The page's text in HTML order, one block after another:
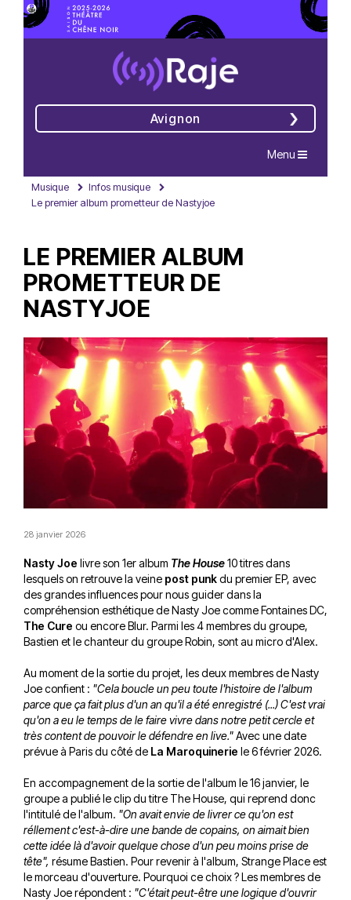
Avignon
Navigation
Menu
Musique
Infos musique
Le premier album prometteur de Nastyjoe
LE PREMIER ALBUM
PROMETTEUR DE
NASTYJOE
28 janvier 2026
Nasty Joe livre son 1er album The House10 titres dans
lesquels on retrouve la veine post punkdu premier EP, avec
des grandes influences pour nous guider dans la
compréhension esthétique de Nasty Joe comme Fontaines DC,
The Cure ou encore Blur. Parmi les 4 membres du groupe,
Bastien et le chanteur du groupe Robin, sont au micro d'Alex.
Au moment de la sortie du projet, les deux membres de Nasty
Joe confient : "Cela boucle un peu toute l'histoire de l'album
parce que ça fait plus d'un an qu'il a été enregistré (...) C'est vrai
qu'on a eu le temps de le faire vivre dans notre petit cercle et
très content de pouvoir le défendre en live."Avec une date
prévue à Paris du côté de La Maroquinerie le 6 février 2026.
En accompagnement de la sortie de l'album le 16 janvier, le
groupe a publié le clip du titre The House, qui reprend donc
l'intitulé de l'album. "On avait envie de livrer ce qu'on est
réllement c'est-à-dire une bande de copains, on aimait bien
cette idée là d'avoir quelque chose d'un peu moins prise de
tête", résume Bastien. Pour revenir à l'album, Strange Place est
le morceau d'ouverture. Pourquoi ce choix ? Les membres de
Nasty Joe répondent : "C'était peut-être une logique d'ouvrir